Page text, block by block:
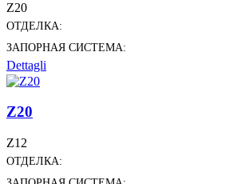
Z20
ОТДЕЛКА:
ЗАПОРНАЯ СИСТЕМА:
Dettagli
Z20
Z12
ОТДЕЛКА: